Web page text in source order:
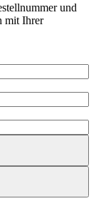
und
mit Ihrer